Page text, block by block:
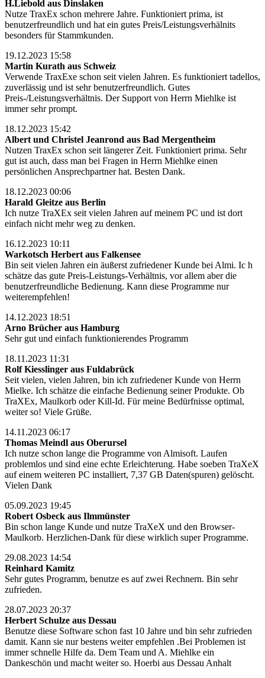
H.Liebold aus Dinslaken
Nutze TraxEx schon mehrere Jahre. Funktioniert prima, ist
benutzerfreundlich und hat ein gutes Preis/Leistungsverhälnits
besonders für Stammkunden.
19.12.2023 15:58
Martin Kurath aus Schweiz
Verwende TraxExe schon seit vielen Jahren. Es funktioniert tadellos,
zuverlässig und ist sehr benutzerfreundlich. Gutes
Preis-/Leistungsverhältnis. Der Support von Herrn Miehlke ist
immer sehr prompt.
18.12.2023 15:42
Albert und Christel Jeanrond aus Bad Mergentheim
Nutzen TraxEx schon seit längerer Zeit. Funktioniert prima. Sehr
gut ist auch, dass man bei Fragen in Herrn Miehlke einen
persönlichen Ansprechpartner hat. Besten Dank.
18.12.2023 00:06
Harald Gleitze aus Berlin
Ich nutze TraXEx seit vielen Jahren auf meinem PC und ist dort
einfach nicht mehr weg zu denken.
16.12.2023 10:11
Warkotsch Herbert aus Falkensee
Bin seit vielen Jahren ein äußerst zufriedener Kunde bei Almi. Ic h
schätze das gute Preis-Leistungs-Verhältnis, vor allem aber die
benutzerfreundliche Bedienung. Kann diese Programme nur
weiterempfehlen!
14.12.2023 18:51
Arno Brücher aus Hamburg
Sehr gut und einfach funktionierendes Programm
18.11.2023 11:31
Rolf Kiesslinger aus Fuldabrück
Seit vielen, vielen Jahren, bin ich zufriedener Kunde von Herrn
Mielke. Ich schätze die einfache Bedienung seiner Produkte. Ob
TraXEx, Maulkorb oder Kill-Id. Für meine Bedürfnisse optimal,
weiter so! Viele Grüße.
14.11.2023 06:17
Thomas Meindl aus Oberursel
Ich nutze schon lange die Programme von Almisoft. Laufen
problemlos und sind eine echte Erleichterung. Habe soeben TraXeX
auf einem weiteren PC installiert, 7,37 GB Daten(spuren) gelöscht.
Vielen Dank
05.09.2023 19:45
Robert Osbeck aus Ilmmünster
Bin schon lange Kunde und nutze TraXeX und den Browser-
Maulkorb. Herzlichen-Dank für diese wirklich super Programme.
29.08.2023 14:54
Reinhard Kamitz
Sehr gutes Programm, benutze es auf zwei Rechnern. Bin sehr
zufrieden.
28.07.2023 20:37
Herbert Schulze aus Dessau
Benutze diese Software schon fast 10 Jahre und bin sehr zufrieden
damit. Kann sie nur bestens weiter empfehlen .Bei Problemen ist
immer schnelle Hilfe da. Dem Team und A. Miehlke ein
Dankeschön und macht weiter so. Hoerbi aus Dessau Anhalt